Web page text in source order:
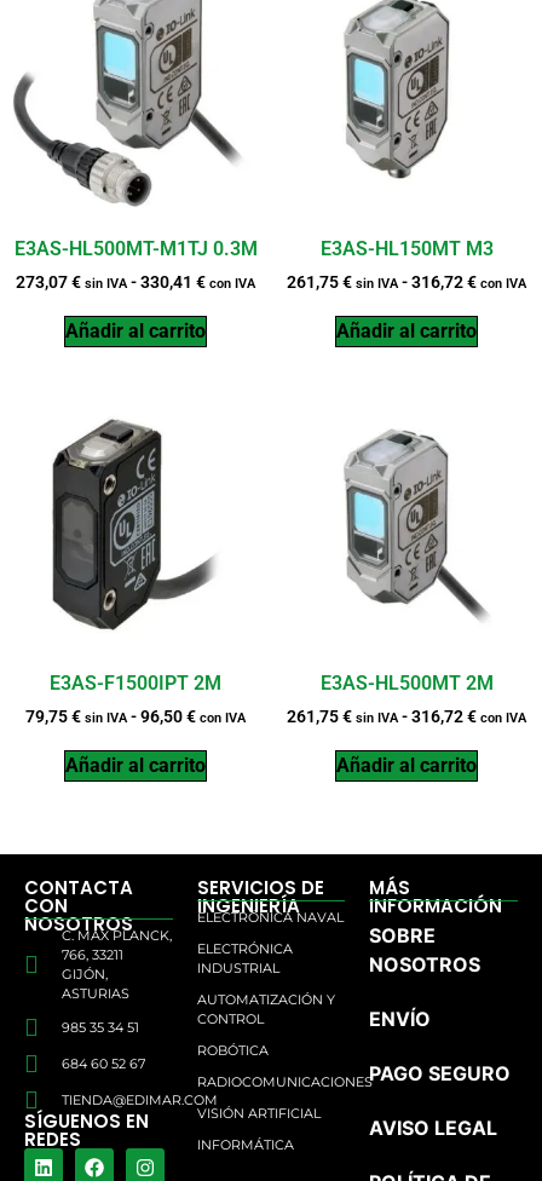
E3AS-HL500MT-M1TJ 0.3M
273,07€ sin IVA -330,41 € con IVA
Añadir al carrito
E3AS-HL150MT M3
261,75€ sin IVA -316,72€ con IVA
Añadir al carrito
E3AS-F1500IPT 2M
79,75€ sin IVA -96,50€ con IVA
Añadir al carrito
E3AS-HL500MT 2M
261,75€ sin IVA -316,72€ con IVA
Añadir al carrito
CONTACTA
CON
NOSOTROS
C. MAX PLANCK,
766, 33211
GIJÓN,
ASTURIAS
985 35 34 51
684 60 52 67
TIENDA@EDIMAR.COM
SÍGUENOS EN
REDES
SERVICIOS DE
INGENIERÍA
ELECTRÓNICA NAVAL
ELECTRÓNICA
INDUSTRIAL
AUTOMATIZACIÓN Y
CONTROL
ROBÓTICA
RADIOCOMUNICACIONES
VISIÓN ARTIFICIAL
INFORMÁTICA
MÁS
INFORMACIÓN
SOBRE
NOSOTROS
ENVÍO
PAGO SEGURO
AVISO LEGAL